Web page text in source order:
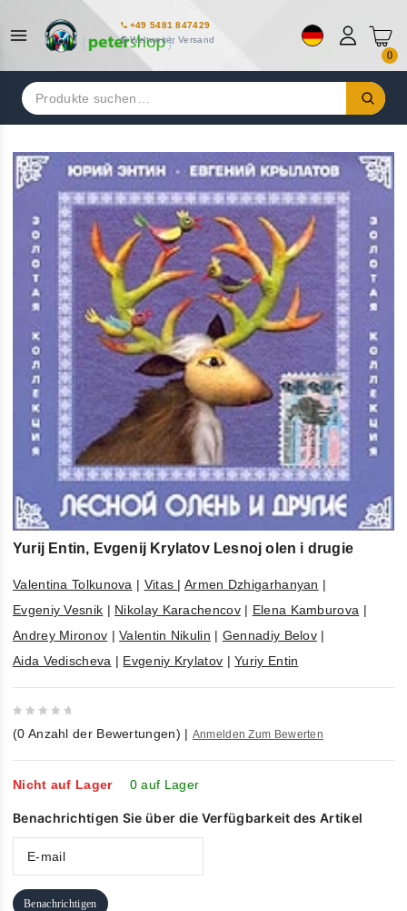
+49 5481 847429
Weltweiter Versand
0
Suchen
nach:
Yurij Entin, Evgenij Krylatov Lesnoj olen i drugie
Valentina Tolkunova | Vitas |Armen Dzhigarhanyan |
Evgeniy Vesnik | Nikolay Karachencov| Elena Kamburova |
Andrey Mironov |Valentin Nikulin | Gennadiy Belov |
Aida Vedischeva | Evgeniy Krylatov |Yuriy Entin
out
of
5
(0 Anzahl der Bewertungen) | Anmelden Zum Bewerten
Nicht auf Lager 0 auf Lager
Benachrichtigen Sie über die Verfügbarkeit des Artikel
Benachrichtigen